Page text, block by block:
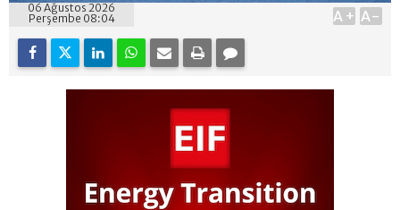
06 Ağustos 2026
Perşembe 08:04
A+ A-